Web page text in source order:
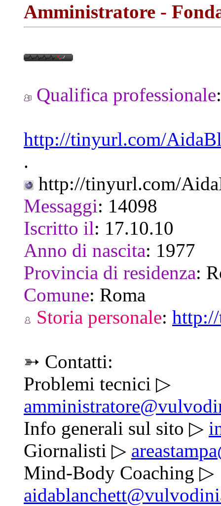
Amministratore -
Qualifica professionale
http://tinyurl.com/
.
http://tinyurl.com/
Messaggi: 14098
Iscritto il: 17.10.10
Anno di nascita: 1977
Provincia di residenza:
Comune: Roma
Storia personale:
➳ Contatti:
Problemi tecnici ▷
Info generali sul sito ▷
Giornalisti ▷
Mind-Body Coaching ▷